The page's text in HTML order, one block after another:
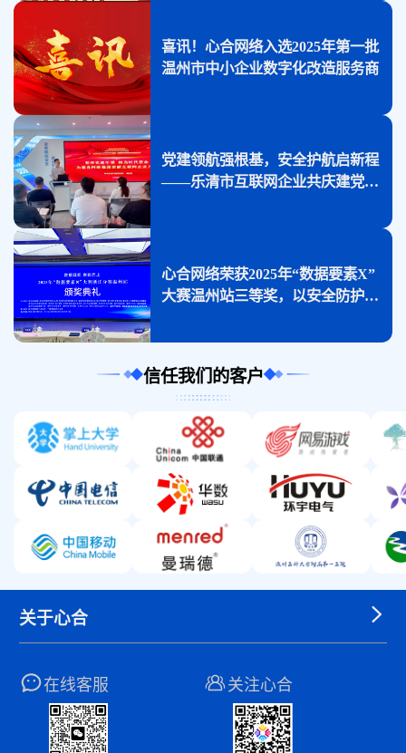
喜讯！心合网络入选2025年第一批
温州市中小企业数字化改造服务商
党建领航强根基，安全护航启新程
——乐清市互联网企业共庆建党
心合网络荣获2025年“数据要素X”
大赛温州站三等奖，以安全防护方
信任我们的客户
关于心合
在线客服 关注心合